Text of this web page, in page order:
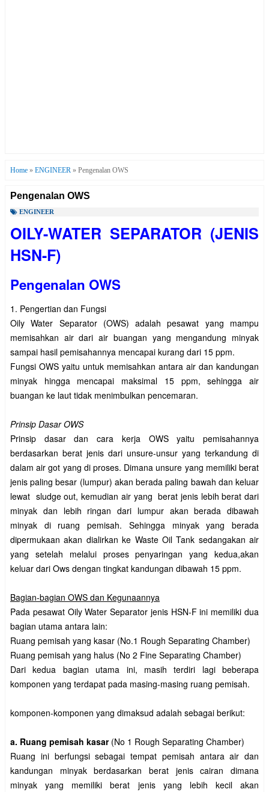
Home » ENGINEER » Pengenalan OWS
Pengenalan OWS
ENGINEER
OILY-WATER SEPARATOR (JENIS
HSN-F)
Pengenalan OWS
1. Pengertian dan Fungsi
Oily Water Separator (OWS) adalah pesawat yang mampu
memisahkan air dari air buangan yang mengandung minyak
sampai hasil pemisahannya mencapai kurang dari 15 ppm.
Fungsi OWS yaitu untuk memisahkan antara air dan kandungan
minyak hingga mencapai maksimal 15 ppm, sehingga air
buangan ke laut tidak menimbulkan pencemaran.
Prinsip Dasar OWS
Prinsip dasar dan cara kerja OWS yaitu pemisahannya
berdasarkan berat jenis dari unsure-unsur yang terkandung di
dalam air got yang di proses. Dimana unsure yang memiliki berat
jenis paling besar (lumpur) akan berada paling bawah dan keluar
lewat sludge out, kemudian air yang berat jenis lebih berat dari
minyak dan lebih ringan dari lumpur akan berada dibawah
minyak di ruang pemisah. Sehingga minyak yang berada
dipermukaan akan dialirkan ke Waste Oil Tank sedangakan air
yang setelah melalui proses penyaringan yang kedua,akan
keluar dari Ows dengan tingkat kandungan dibawah 15 ppm.
Bagian-bagian OWS dan Kegunaannya
Pada pesawat Oily Water Separator jenis HSN-F ini memiliki dua
bagian utama antara lain:
Ruang pemisah yang kasar (No.1 Rough Separating Chamber)
Ruang pemisah yang halus (No 2 Fine Separating Chamber)
Dari kedua bagian utama ini, masih terdiri lagi beberapa
komponen yang terdapat pada masing-masing ruang pemisah.
komponen-komponen yang dimaksud adalah sebagai berikut:
a. Ruang pemisah kasar (No 1 Rough Separating Chamber)
Ruang ini berfungsi sebagai tempat pemisah antara air dan
kandungan minyak berdasarkan berat jenis cairan dimana
minyak yang memiliki berat jenis yang lebih kecil akan